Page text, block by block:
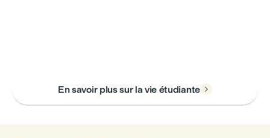
En savoir plus sur la vie étudiante 